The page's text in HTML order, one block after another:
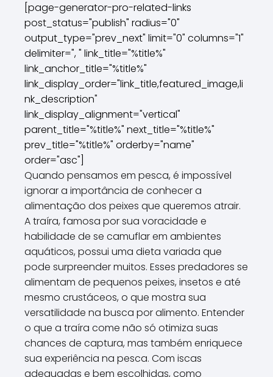
[page-generator-pro-related-links
post_status="publish" radius="0"
output_type="prev_next" limit="0" columns="1"
delimiter=", " link_title="%title%"
link_anchor_title="%title%"
link_display_order="link_title,featured_image,li
nk_description"
link_display_alignment="vertical"
parent_title="%title%" next_title="%title%"
prev_title="%title%" orderby="name"
order="asc"]
Quando pensamos em pesca, é impossível
ignorar a importância de conhecer a
alimentação dos peixes que queremos atrair.
A traíra, famosa por sua voracidade e
habilidade de se camuflar em ambientes
aquáticos, possui uma dieta variada que
pode surpreender muitos. Esses predadores se
alimentam de pequenos peixes, insetos e até
mesmo crustáceos, o que mostra sua
versatilidade na busca por alimento. Entender
o que a traíra come não só otimiza suas
chances de captura, mas também enriquece
sua experiência na pesca. Com iscas
adequadas e bem escolhidas, como